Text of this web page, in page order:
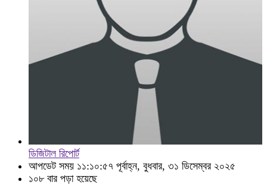
ডিজিটাল রিপোর্ট
আপডেট সময় ১১:১০:৫৭ পূর্বাহ্ন, বুধবার, ৩১ ডিসেম্বর ২০২৫
১০৮ বার পড়া হয়েছে